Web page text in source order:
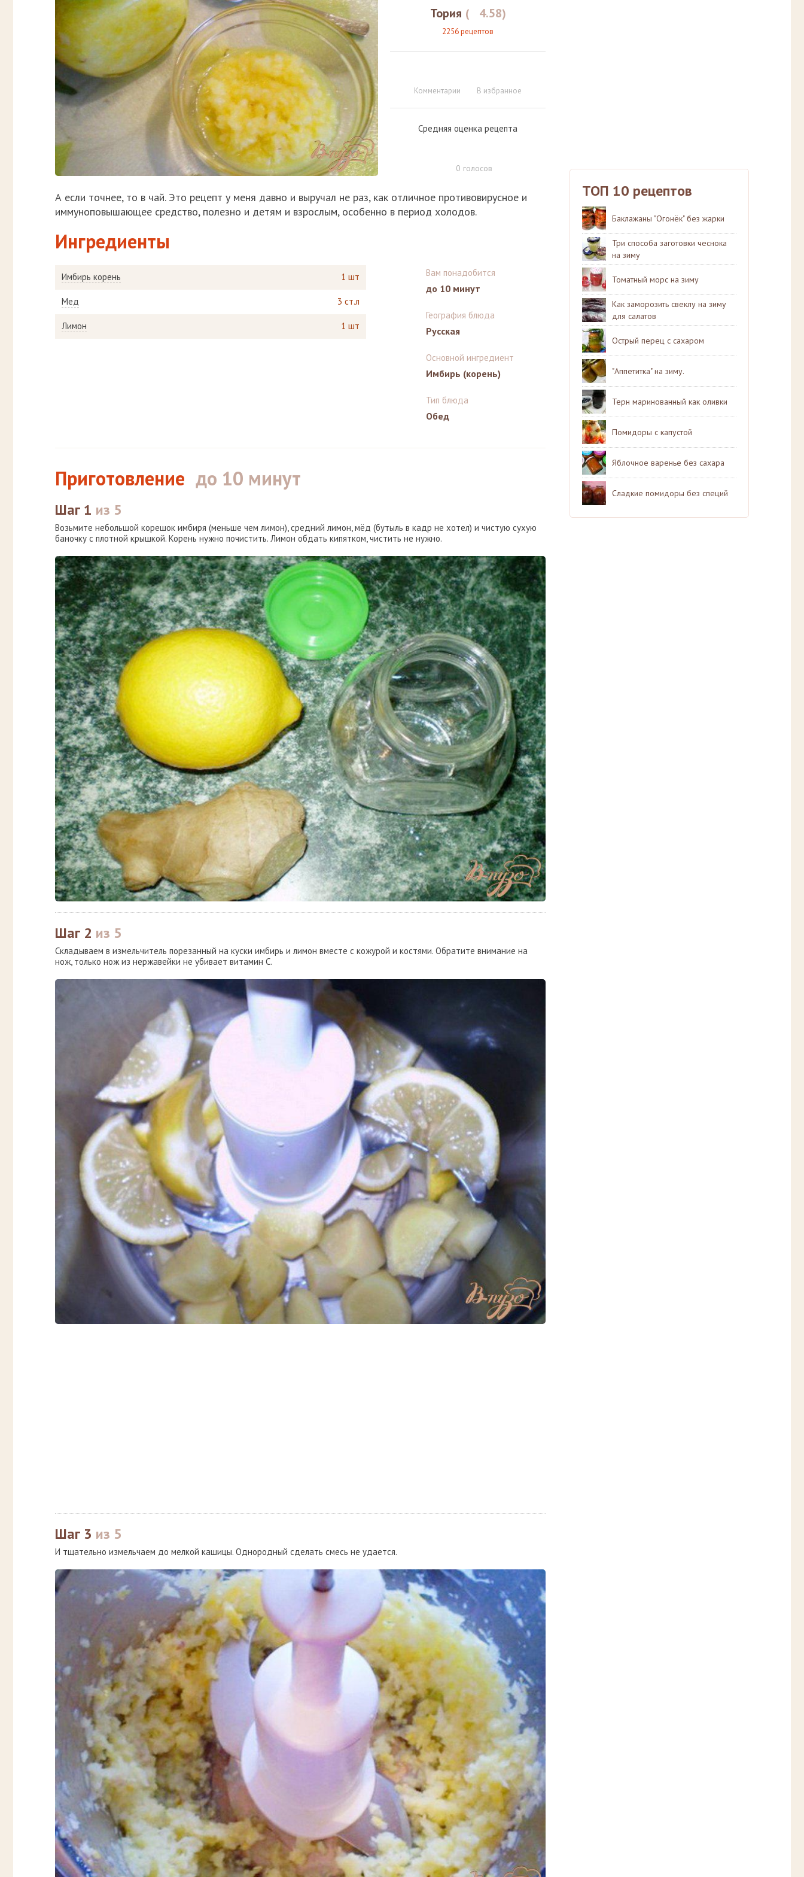
Тория ( 4.58)
2256 рецептов
Комментарии В избранное
Средняя оценка рецепта
0 голосов
А если точнее, то в чай. Это рецепт у меня давно и выручал не раз, как отличное противовирусное и
иммуноповышающее средство, полезно и детям и взрослым, особенно в период холодов.
Ингредиенты
Имбирь корень 1 шт
Мед 3 ст.л
Лимон 1 шт
Вам понадобится
до 10 минут
География блюда
Русская
Основной ингредиент
Имбирь (корень)
Тип блюда
Обед
Приготовление до 10 минут
Шаг 1 из 5
Возьмите небольшой корешок имбиря (меньше чем лимон), средний лимон, мёд (бутыль в кадр не хотел) и чистую сухую
баночку с плотной крышкой. Корень нужно почистить. Лимон обдать кипятком, чистить не нужно.
Шаг 2 из 5
Складываем в измельчитель порезанный на куски имбирь и лимон вместе с кожурой и костями. Обратите внимание на
нож, только нож из нержавейки не убивает витамин С.
Шаг 3 из 5
И тщательно измельчаем до мелкой кашицы. Однородный сделать смесь не удается.
ТОП 10 рецептов
Баклажаны "Огонёк" без жарки
Три способа заготовки чеснока
на зиму
Томатный морс на зиму
Как заморозить свеклу на зиму
для салатов
Острый перец с сахаром
"Аппетитка" на зиму.
Терн маринованный как оливки
Помидоры с капустой
Яблочное варенье без сахара
Сладкие помидоры без специй